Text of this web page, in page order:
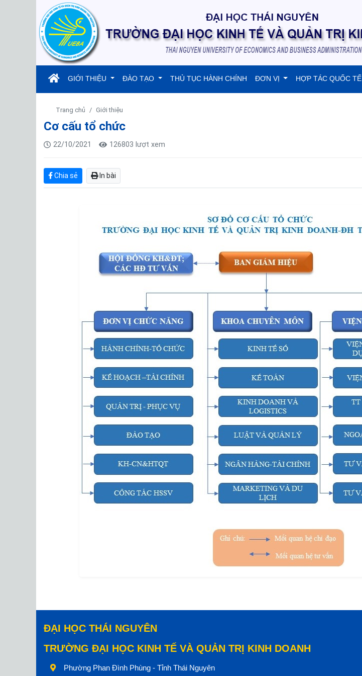
(current)
GIỚI THIỆU ĐÀO TẠO THỦ TỤC HÀNH CHÍNH ĐƠN VỊ HỢP TÁC QUỐC TẾ
Trang chủ Giới thiệu
Cơ cấu tổ chức
22/10/2021 126803 lượt xem
Chia sẻ In bài
ĐẠI HỌC THÁI NGUYÊN
TRƯỜNG ĐẠI HỌC KINH TẾ VÀ QUẢN TRỊ KINH DOANH
Phường Phan Đình Phùng - Tỉnh Thái Nguyên